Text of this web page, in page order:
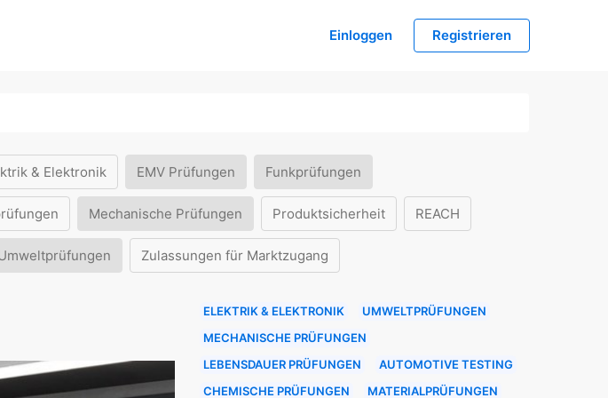
Einloggen Registrieren
& Elektronik EMV Prüfungen Funkprüfungen
Mechanische Prüfungen Produktsicherheit REACH
Zulassungen für Marktzugang
ELEKTRIK & ELEKTRONIK
UMWELTPRÜFUNGEN
MECHANISCHE PRÜFUNGEN
LEBENSDAUER PRÜFUNGEN
AUTOMOTIVE TESTING
CHEMISCHE PRÜFUNGEN
MATERIALPRÜFUNGEN